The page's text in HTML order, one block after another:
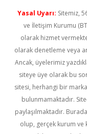
Yasal Uyarı: Sitemiz,
ve İletişim Kurumu
olarak hizmet
olarak denetleme veya
Ancak, üyelerimiz
siteye üye olarak bu
sitesi, herhangi bir
bulunmamaktadır.
paylaşılmaktadır.
olup, gerçek kurum ve